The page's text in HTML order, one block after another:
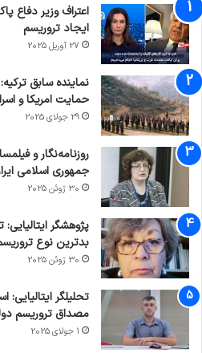
بین‌المللی، خاطرنشان کرد:
جنایات جنگی، حملات علیه
تروریستی و سایر جرایم
اخیر علیه ملت ایران رخ
اتکا به این ظرفیت‌های
جدیدی از پیگیری‌های
شکایت قوانین بین المللی
اعتراف وزیر دفاع
ایجاد تروریسم
27 آوریل 2025
نماینده سابق
حمایت امریکا و
29 جولای 2025
روزنامه‌نگار و
جمهوری اسلامی
30 ژوئن 2025
پژوهشگر
بدترین نوع
30 ژوئن 2025
تحلیلگر ایتالیایی:
مصداق تروریسم
1 جولای 2025